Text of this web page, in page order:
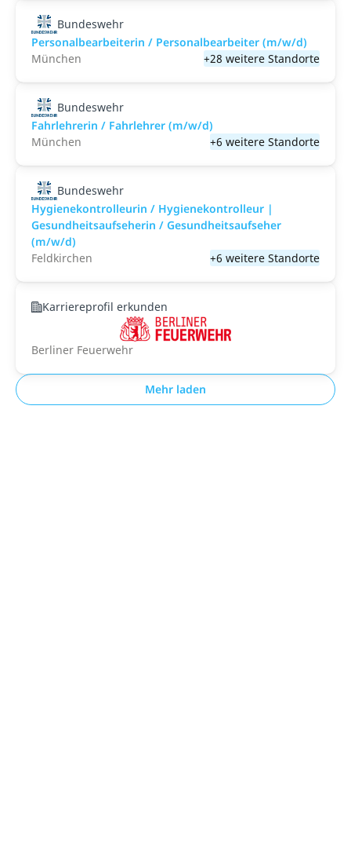
Bundeswehr
Personalbearbeiterin / Personalbearbeiter (m/w/d)
München
+28 weitere Standorte
Bundeswehr
Fahrlehrerin / Fahrlehrer (m/w/d)
München
+6 weitere Standorte
Bundeswehr
Hygienekontrolleurin / Hygienekontrolleur |
Gesundheitsaufseherin / Gesundheitsaufseher
(m/w/d)
Feldkirchen
+6 weitere Standorte
Karriereprofil erkunden
Berliner Feuerwehr
Mehr laden